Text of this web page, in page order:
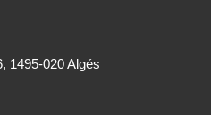
1495-020 Algés